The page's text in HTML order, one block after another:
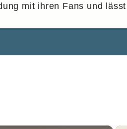
mit ihren Fans und